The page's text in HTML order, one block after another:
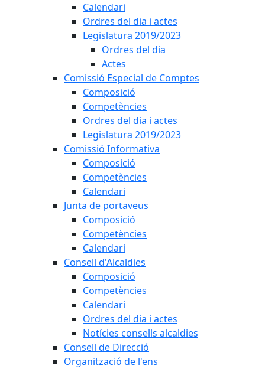
Calendari
Ordres del dia i actes
Legislatura 2019/2023
Ordres del dia
Actes
Comissió Especial de Comptes
Composició
Competències
Ordres del dia i actes
Legislatura 2019/2023
Comissió Informativa
Composició
Competències
Calendari
Junta de portaveus
Composició
Competències
Calendari
Consell d'Alcaldies
Composició
Competències
Calendari
Ordres del dia i actes
Notícies consells alcaldies
Consell de Direcció
Organització de l'ens